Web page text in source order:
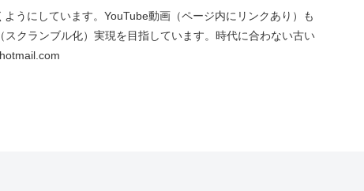
うにしています。YouTube動画（ページ内にリンクあり）も
クランブル化）実現を目指しています。時代に合わない古い